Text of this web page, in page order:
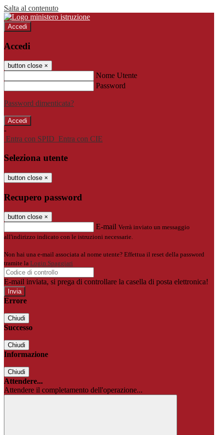
Salta al contenuto
Accedi
Accedi
button close ×
Nome Utente
Password
Password dimenticata?
-
Entra con SPID Entra con CIE
Seleziona utente
button close ×
Recupero password
button close ×
E-mail Verrà inviato un messaggio
all'indirizzo indicato con le istruzioni necessarie.
Non hai una e-mail associata al nome utente? Effettua il reset della password
tramite la Login Spaggiari
E-mail inviata, si prega di controllare la casella di posta elettronica!
Errore
Chiudi
Successo
Chiudi
Informazione
Chiudi
Attendere...
Attendere il completamento dell'operazione...